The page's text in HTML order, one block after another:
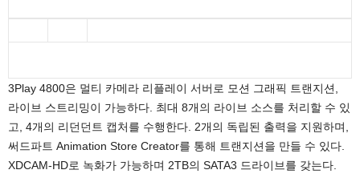
3Play 4800은 멀티 카메라 리플레이 서버로 모션 그래픽 트랜지션,
라이브 스트리밍이 가능하다. 최대 8개의 라이브 소스를 처리할 수 있
고, 4개의 리던던트 캡처를 수행한다. 2개의 독립된 출력을 지원하며,
써드파트 Animation Store Creator를 통해 트랜지션을 만들 수 있다.
XDCAM-HD로 녹화가 가능하며 2TB의 SATA3 드라이브를 갖는다.